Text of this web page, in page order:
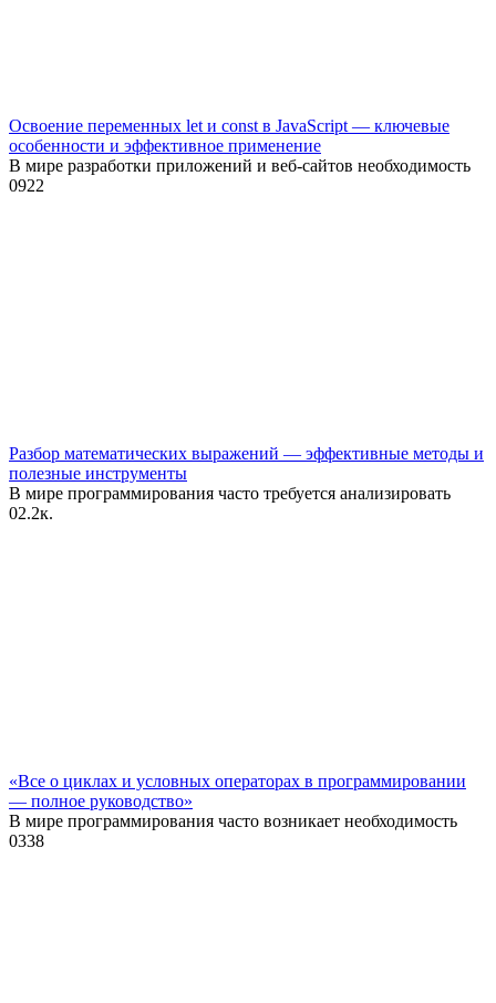
Освоение переменных let и const в JavaScript — ключевые
особенности и эффективное применение
В мире разработки приложений и веб-сайтов необходимость
0922
Разбор математических выражений — эффективные методы и
полезные инструменты
В мире программирования часто требуется анализировать
02.2к.
«Все о циклах и условных операторах в программировании
— полное руководство»
В мире программирования часто возникает необходимость
0338